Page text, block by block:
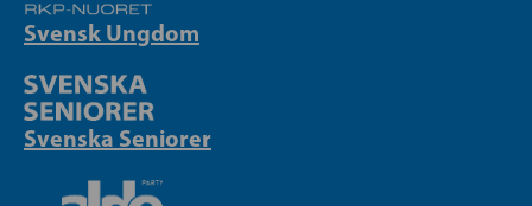
Svensk Ungdom
Svenska Seniorer